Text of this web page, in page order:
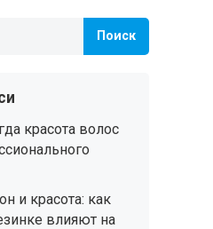
Поиск
красота волос
и красота: как
влияют на